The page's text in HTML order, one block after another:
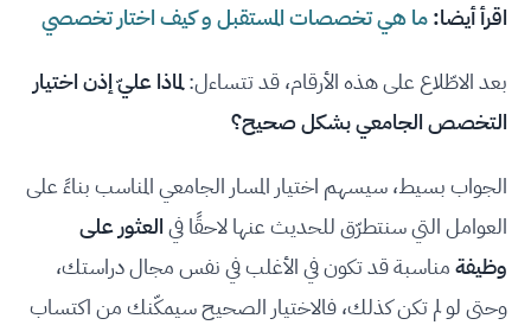
اقرأ أيضا:ما هي تخصصات المستقبل و كيف اختار تخصصي
بعد الاطّلاع على هذه الأرقام، قد تتساءل:لماذا عليّ إذن اختيار
التخصص الجامعي بشكل صحيح؟
الجواب بسيط، سيسهم اختيار المسار الجامعي المناسب بناءً على
العوامل التي سنتطرّق للحديث عنها لاحقًا فيالعثور على
وظيفةمناسبة قد تكون في الأغلب في نفس مجال دراستك،
وحتى لو لم تكن كذلك، فالاختيار الصحيح سيمكّنك من اكتساب